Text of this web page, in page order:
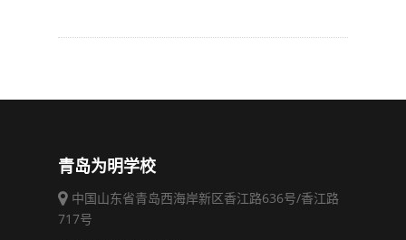
青岛为明学校
中国山东省青岛西海岸新区香江路636号/香江路
717号